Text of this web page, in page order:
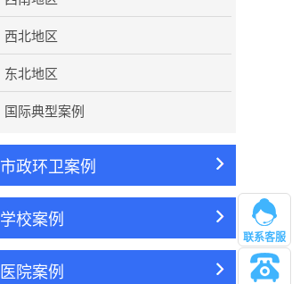
西北地区
东北地区
国际典型案例
市政环卫案例
学校案例
医院案例
联系客服